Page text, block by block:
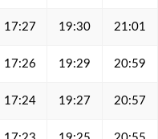
17:27 19:30 21:01
17:26 19:29 20:59
17:24 19:27 20:57